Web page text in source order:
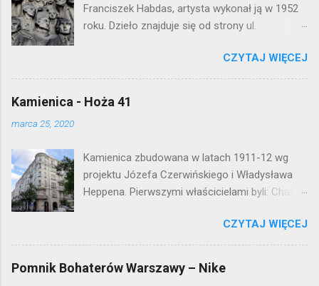
Franciszek Habdas, artysta wykonał ją w 1952
roku. Dzieło znajduje się od strony ul.
warszawskiej flagowej inwestycji
mieszkaniowej lat 50. Lokalizacja: Śródmieście
CZYTAJ WIĘCEJ
Kamienica - Hoża 41
marca 25, 2020
Kamienica zbudowana w latach 1911-12 wg
projektu Józefa Czerwińskiego i Władysława
Heppena. Pierwszymi właścicielami byli: Chaim
kamienica była zamieszkała przez
pracowników Elektrowni Warszawskiej. Ten
okazały budynek wyszedł bez szwanku z II
wojny światowej. Lokalizacja: Śródmieście
CZYTAJ WIĘCEJ
Pomnik Bohaterów Warszawy – Nike